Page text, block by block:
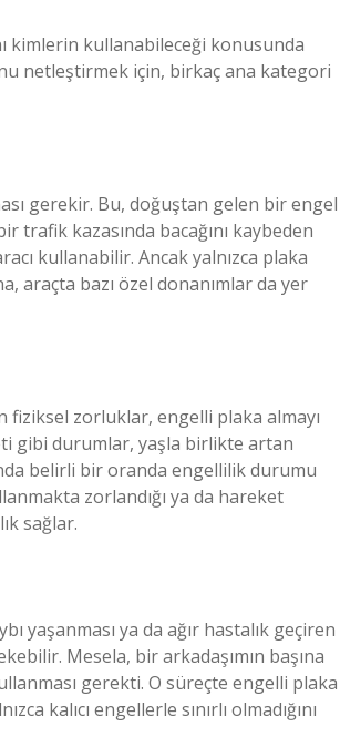
kimlerin kullanabileceği konusunda
netleştirmek için, birkaç ana kategori
gerekir. Bu, doğuştan gelen bir engel
kazasında bacağını kaybeden
kullanabilir. Ancak yalnızca plaka
araçta bazı özel donanımlar da yer
fiziksel zorluklar, engelli plaka almayı
gibi durumlar, yaşla birlikte artan
belirli bir oranda engellilik durumu
zorlandığı ya da hareket
sağlar.
yaşanması ya da ağır hastalık geçiren
Mesela, bir arkadaşımın başına
gerekti. O süreçte engelli plaka
kalıcı engellerle sınırlı olmadığını